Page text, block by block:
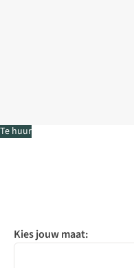
Te huur
Kies jouw maat: